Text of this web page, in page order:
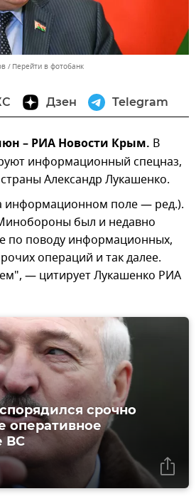
Перейти в фотобанк
Дзен Telegram
– РИА Новости Крым. В
информационный спецназ,
Александр Лукашенко.
информационном поле — ред.).
был и недавно
по поводу информационных,
операций и так далее.
— цитирует Лукашенко РИА
срочно
оперативное
ВС